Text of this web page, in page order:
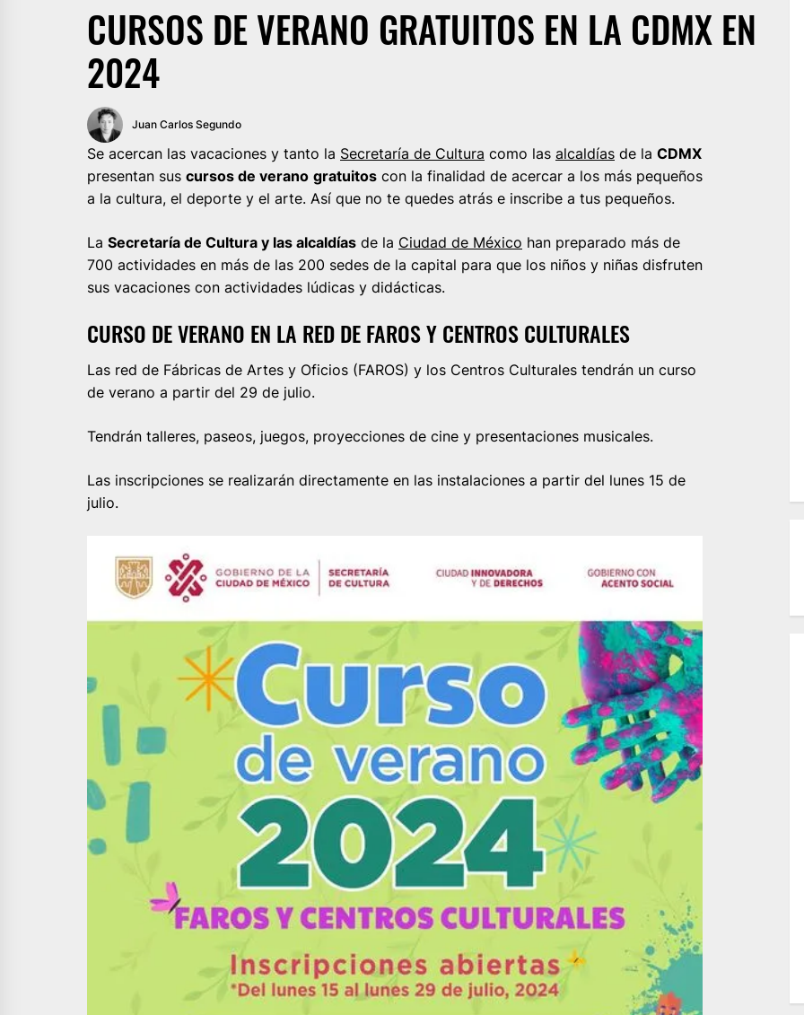
CURSOS DE VERANO GRATUITOS EN LA CDMX EN
2024
Juan Carlos Segundo
Se acercan las vacaciones y tanto la Secretaría de Cultura como las alcaldías de la CDMX
presentan sus cursos de verano gratuitos con la finalidad de acercar a los más pequeños
a la cultura, el deporte y el arte. Así que no te quedes atrás e inscribe a tus pequeños.
La Secretaría de Cultura y las alcaldías de la Ciudad de México han preparado más de
700 actividades en más de las 200 sedes de la capital para que los niños y niñas disfruten
sus vacaciones con actividades lúdicas y didácticas.
CURSO DE VERANO EN LA RED DE FAROS Y CENTROS CULTURALES
Las red de Fábricas de Artes y Oficios (FAROS) y los Centros Culturales tendrán un curso
de verano a partir del 29 de julio.
Tendrán talleres, paseos, juegos, proyecciones de cine y presentaciones musicales.
Las inscripciones se realizarán directamente en las instalaciones a partir del lunes 15 de
julio.